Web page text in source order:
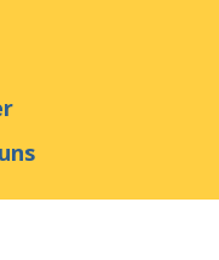
Publikationen